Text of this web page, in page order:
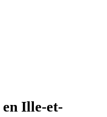
en Ille-et-